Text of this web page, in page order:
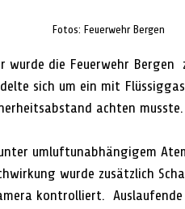
Fotos: Feuerwehr Bergen
wurde die Feuerwehr Bergen
sich um ein mit
achten musste.
umluftunabhängigem
wurde zusätzlich
kontrolliert.